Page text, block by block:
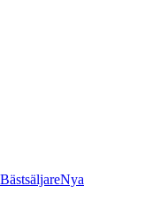
BästsäljareNya